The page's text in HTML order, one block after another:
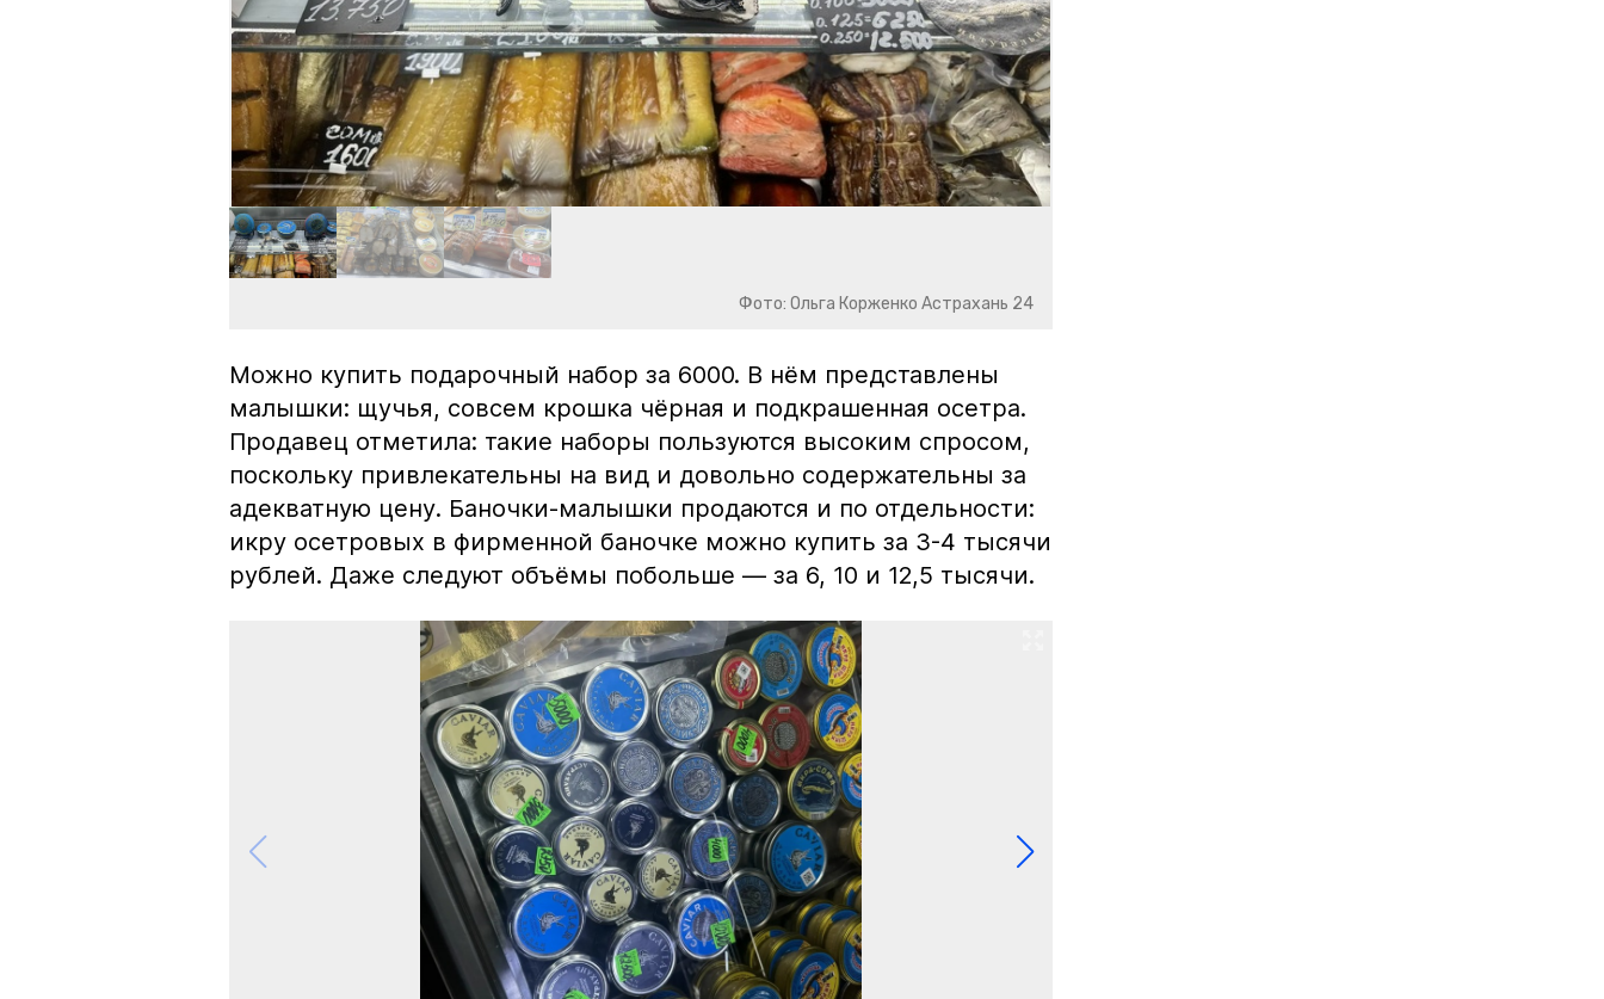
Фото: Ольга Корженко Астрахань 24
Можно купить подарочный набор за 6000. В нём представлены
малышки: щучья, совсем крошка чёрная и подкрашенная осетра.
Продавец отметила: такие наборы пользуются высоким спросом,
поскольку привлекательны на вид и довольно содержательны за
адекватную цену. Баночки-малышки продаются и по отдельности:
икру осетровых в фирменной баночке можно купить за 3-4 тысячи
рублей. Даже следуют объёмы побольше — за 6, 10 и 12,5 тысячи.